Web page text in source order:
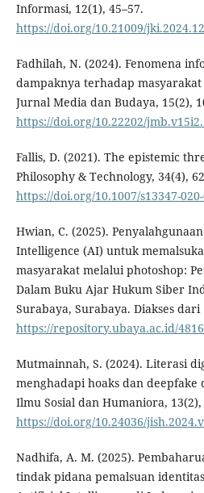
Informasi, 12(1), 45–57.
https://doi.org/10.21009/
Fadhilah, N. (2024). Fenomena
dampaknya terhadap
Jurnal Media dan Budaya, 15(2),
https://doi.org/10.22202/
Fallis, D. (2021). The epistemic
Philosophy & Technology, 34(4),
https://doi.org/10.1007/s13347-
Hwian, C. (2025).
Intelligence (AI) untuk
masyarakat melalui photoshop:
Dalam Buku Ajar Hukum Siber
Surabaya, Surabaya. Diakses dari
https://repository.ubaya.ac.id/
Mutmainnah, S. (2024). Literasi
menghadapi hoaks dan deepfake
Ilmu Sosial dan Humaniora, 13(2),
https://doi.org/10.24036/
Nadhifa, A. M. (2025).
tindak pidana pemalsuan